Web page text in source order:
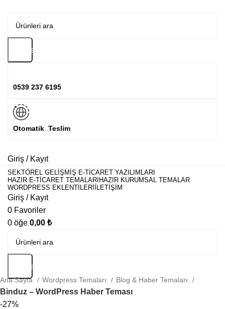
Arama
0539 237 6195
Otomatik Teslim
Giriş / Kayıt
SEKTÖREL GELIŞMIŞ E-TICARET YAZILIMLARI
HAZIR E-TICARET TEMALARI HAZIR KURUMSAL TEMALAR
WORDPRESS EKLENTILERI
İLETIŞIM
Giriş / Kayıt
0 Favoriler
0 öğe 0,00 ₺
Arama
Ana Sayfa Wordpress Temaları Blog & Haber Temaları
Binduz – WordPress Haber Teması
-27%